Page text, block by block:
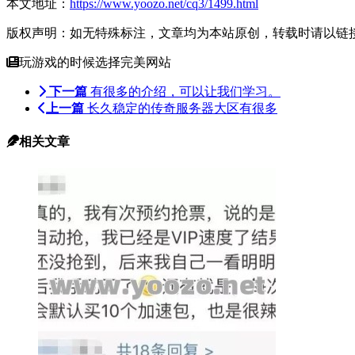
本文地址： https://www.yoozo.net/cq3/1499.html
版权声明：如无特殊标注，文章均为本站原创，转载时请以链
玩游戏的时候选择完美网站
下一篇 有很多的介绍，可以让我们学习。
上一篇 长久稳定的传奇服务器大区有很多
相关文章